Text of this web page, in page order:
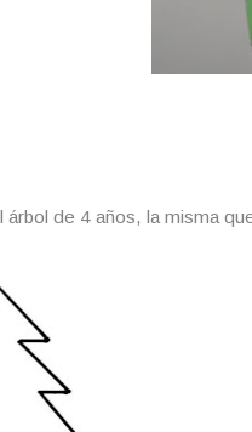
árbol de 4 años, la misma